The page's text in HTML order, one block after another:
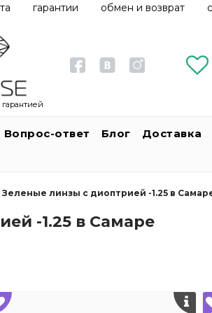
гарантии обмен и возврат
Вопрос-ответ Блог
Доставка
Зеленые линзы с диоптрией -1.25 в
-1.25 в Самаре